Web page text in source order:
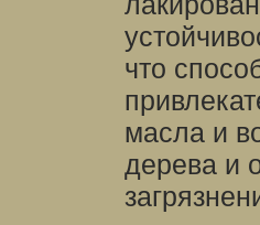
что
масла и
дерева и